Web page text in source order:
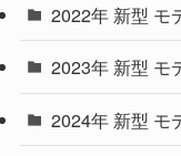
(9)
(4)
2022年 新型 モ
2023年 新型 モ
2024年 新型 モ